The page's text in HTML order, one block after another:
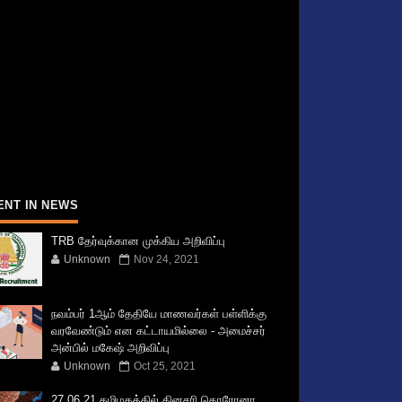
IN NEWS
TRB தேர்வுக்கான முக்கிய அறிவிப்பு
Unknown Nov 24, 2021
நவம்பர் 1ஆம் தேதியே மாணவர்கள் பள்ளிக்கு
வரவேண்டும் என கட்டாயமில்லை - அமைச்சர்
அன்பில் மகேஷ் அறிவிப்பு
Unknown Oct 25, 2021